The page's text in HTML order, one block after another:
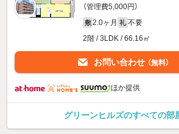
（管理費5,000円）
敷 2.0ヶ月 礼 不要
2階 / 3LDK / 66.16㎡
お問い合わせ （無料）
ほか提供
グリーンヒルズのすべての部